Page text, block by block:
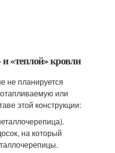
«теплой» кровли
не планируется
или
этой конструкции:
на который